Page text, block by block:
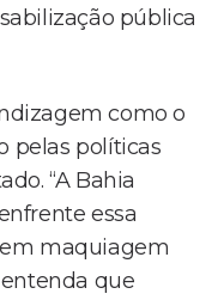
pública
como o
pelas políticas
“A Bahia
essa
maquiagem
que